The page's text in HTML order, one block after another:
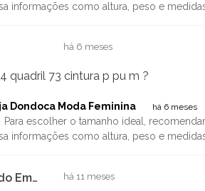
informações como altura, peso e
há 6 meses
quadril 73 cintura p pu m ?
Dondoca Moda Feminina há 6 meses
Para escolher o tamanho ideal,
informações como altura, peso e
Sueli Toledo Emerich há 11 meses